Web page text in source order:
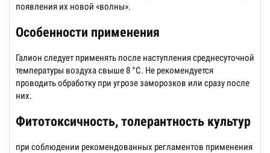
появления их новой «волны».
Особенности применения
Галион следует применять после наступления среднесуточной
температуры воздуха свыше 8 °С. Не рекомендуется
проводить обработку при угрозе заморозков или сразу после
них.
Фитотоксичность, толерантность культур
при соблюдении рекомендованных регламентов применения